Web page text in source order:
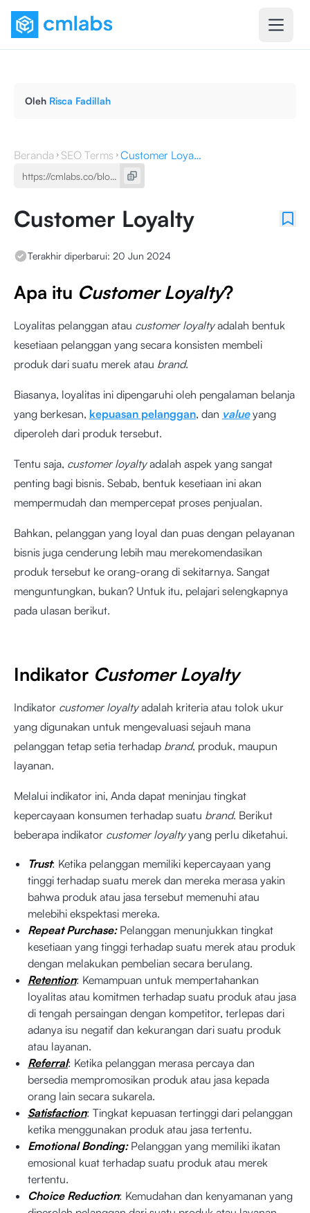
Oleh Risca Fadillah
Beranda SEO Terms Customer Loyalty
Customer Loyalty
Terakhir diperbarui: 20 Jun 2024
Apa itu Customer Loyalty?
Loyalitas pelanggan atau customer loyaltyadalah bentuk
kesetiaan pelanggan yang secara konsisten membeli
produk dari suatu merek atau brand.
Biasanya, loyalitas ini dipengaruhi oleh pengalaman belanja
yang berkesan, kepuasan pelanggan, dan valueyang
diperoleh dari produk tersebut.
Tentu saja, customer loyaltyadalah aspek yang sangat
penting bagi bisnis. Sebab, bentuk kesetiaan ini akan
mempermudah dan mempercepat proses penjualan.
Bahkan, pelanggan yang loyal dan puas dengan pelayanan
bisnis juga cenderung lebih mau merekomendasikan
produk tersebut ke orang-orang di sekitarnya. Sangat
menguntungkan, bukan? Untuk itu, pelajari selengkapnya
pada ulasan berikut.
Indikator Customer Loyalty
Indikator customer loyaltyadalah kriteria atau tolok ukur
yang digunakan untuk mengevaluasi sejauh mana
pelanggan tetap setia terhadap brand, produk, maupun
layanan.
Melalui indikator ini, Anda dapat meninjau tingkat
kepercayaan konsumen terhadap suatu brand. Berikut
beberapa indikator customer loyaltyyang perlu diketahui.
Trust: Ketika pelanggan memiliki kepercayaan yang
tinggi terhadap suatu merek dan mereka merasa yakin
bahwa produk atau jasa tersebut memenuhi atau
melebihi ekspektasi mereka.
Repeat Purchase: Pelanggan menunjukkan tingkat
kesetiaan yang tinggi terhadap suatu merek atau produk
dengan melakukan pembelian secara berulang.
Retention: Kemampuan untuk mempertahankan
loyalitas atau komitmen terhadap suatu produk atau jasa
di tengah persaingan dengan kompetitor, terlepas dari
adanya isu negatif dan kekurangan dari suatu produk
atau layanan.
Referral: Ketika pelanggan merasa percaya dan
bersedia mempromosikan produk atau jasa kepada
orang lain secara sukarela.
Satisfaction: Tingkat kepuasan tertinggi dari pelanggan
ketika menggunakan produk atau jasa tertentu.
Emotional Bonding: Pelanggan yang memiliki ikatan
emosional kuat terhadap suatu produk atau merek
tertentu.
Choice Reduction: Kemudahan dan kenyamanan yang